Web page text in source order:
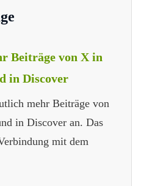
Beiträge von X in
in Discover
mehr Beiträge von
in Discover an. Das
mit dem